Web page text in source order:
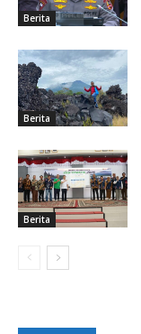
Berita
Berita
Berita